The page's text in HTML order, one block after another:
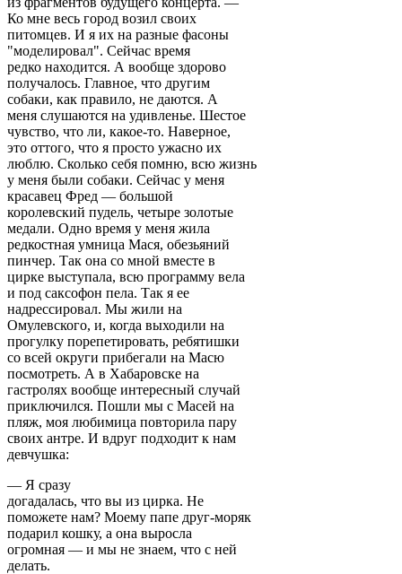
Ко мне весь город возил своих
питомцев. И я их на разные фасоны
"моделировал". Сейчас время
редко находится. А вообще здорово
получалось. Главное, что другим
собаки, как правило, не даются. А
меня слушаются на удивленье. Шестое
чувство, что ли, какое-то. Наверное,
это оттого, что я просто ужасно их
люблю. Сколько себя помню, всю жизнь
у меня были собаки. Сейчас у меня
красавец Фред — большой
королевский пудель, четыре золотые
медали. Одно время у меня жила
редкостная умница Мася, обезьяний
пинчер. Так она со мной вместе в
цирке выступала, всю программу вела
и под саксофон пела. Так я ее
надрессировал. Мы жили на
Омулевского, и, когда выходили на
прогулку порепетировать, ребятишки
со всей округи прибегали на Масю
посмотреть. А в Хабаровске на
гастролях вообще интересный случай
приключился. Пошли мы с Масей на
пляж, моя любимица повторила пару
своих антре. И вдруг подходит к нам
девчушка:
— Я сразу
догадалась, что вы из цирка. Не
поможете нам? Моему папе друг-моряк
подарил кошку, а она выросла
огромная — и мы не знаем, что с ней
делать.